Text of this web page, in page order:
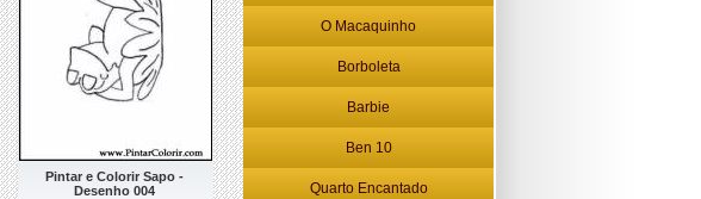
Pintar e Colorir Sapo -
Desenho 004
O Macaquinho
Borboleta
Barbie
Ben 10
Quarto Encantado